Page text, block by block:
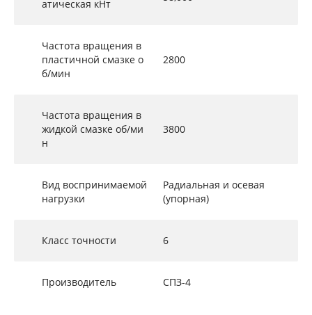
атическая кНт
Частота вращения в
пластичной смазке о
б/мин
2800
Частота вращения в
жидкой смазке об/ми
н
3800
Вид воспринимаемой
нагрузки
Радиальная и осевая
(упорная)
Класс точности 6
Производитель СПЗ-4